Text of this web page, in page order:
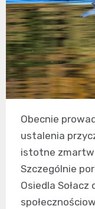
Obecnie
ustalenia
istotne
Szczególnie
Osiedla